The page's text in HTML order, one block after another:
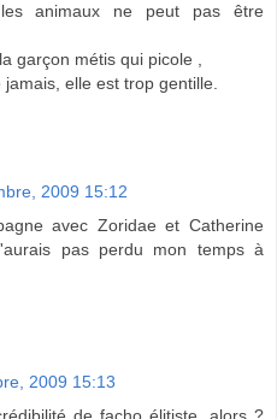
animaux ne peut pas être
garçon métis qui picole ,
elle est trop gentille.
2009 15:12
avec Zoridae et Catherine
pas perdu mon temps à
2009 15:13